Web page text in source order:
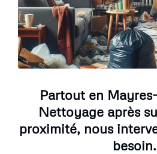
Partout en
Nettoyage après
proximité, nous
besoin.